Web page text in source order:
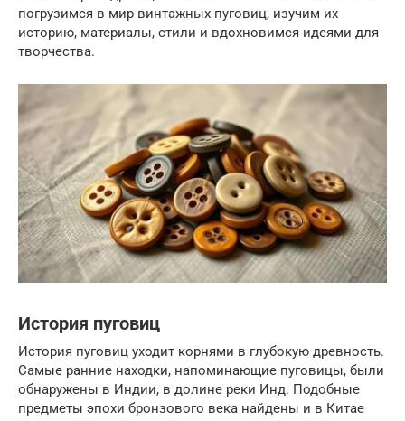
погрузимся в мир винтажных пуговиц, изучим их
историю, материалы, стили и вдохновимся идеями для
творчества.
История пуговиц
История пуговиц уходит корнями в глубокую древность.
Самые ранние находки, напоминающие пуговицы, были
обнаружены в Индии, в долине реки Инд. Подобные
предметы эпохи бронзового века найдены и в Китае